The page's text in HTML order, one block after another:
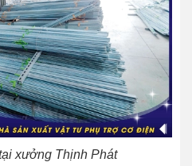
xưởng Thịnh Phát